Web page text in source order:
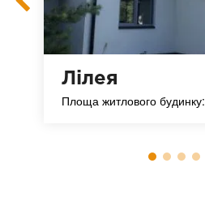
Лілея
Площа житлового будинку: